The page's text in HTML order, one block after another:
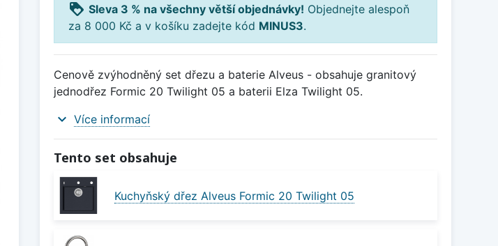
loyalty Sleva 3 % na všechny větší objednávky! Objednejte alespoň
za 8 000 Kč a v košíku zadejte kód MINUS3.
Cenově zvýhodněný set dřezu a baterie Alveus - obsahuje granitový
jednodřez Formic 20 Twilight 05 a baterii Elza Twilight 05.
expand_more Více informací
Tento set obsahuje
Kuchyňský dřez Alveus Formic 20 Twilight 05